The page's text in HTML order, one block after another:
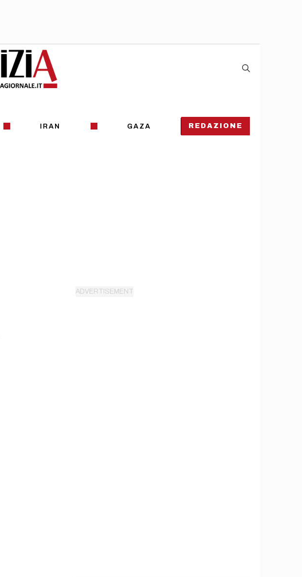
IRAN GAZA REDAZIONE